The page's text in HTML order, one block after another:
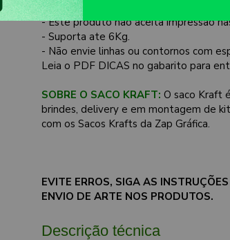
INFORMAÇÕES IMPORTANTES:
- Este produto não aceita impressão
- Suporta ate 6Kg.
- Não envie linhas ou contornos com
Leia o PDF DICAS no gabarito para
SOBRE O SACO KRAFT: O saco Kraft
brindes, delivery e em montagem de
com os Sacos Krafts da Zap Gráfica.
EVITE ERROS, SIGA AS
ENVIO DE ARTE NOS PRODUTOS.
Descrição técnica